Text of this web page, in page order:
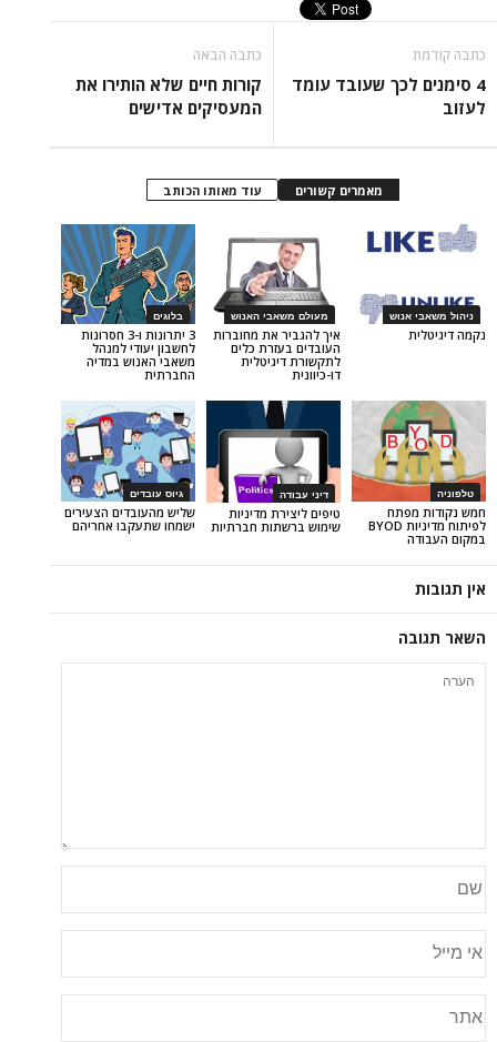
שעובד עומד
קורות חיים שלא הותירו את
המעסיקים אדישים
עוד מאותו הכותב
בלוגים
3 יתרונות ו-3 חסרונות
לחשבון יעודי למנהל
משאבי האנוש במדיה
מעולם משאבי האנוש
איך להגביר את מחוברות
העובדים בעזרת כלים
לתקשורת דיגיטלית
גיוס עובדים
שליש מהעובדים הצעירים
ישמחו שתעקבו אחריהם
טיפים ליצירת מדיניות
שימוש ברשתות חברתיות
לפיתוח מדיניות BYOD